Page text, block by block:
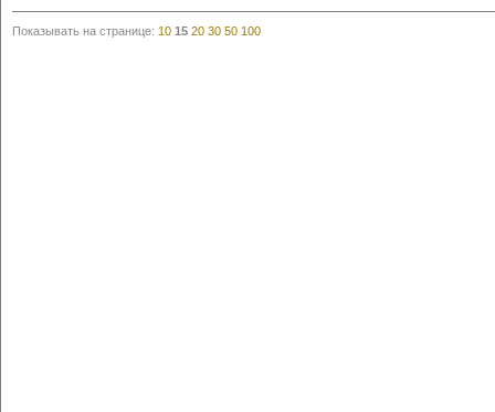
Показывать на странице: 10 15 20 30 50 100